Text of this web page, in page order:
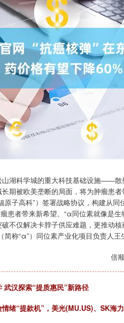
湖科学城的重大科技基础设施——散
期被欧美垄断的局面，将为肿瘤患
子高科”）签署战略协议，构建从
患者带来新希望。“α同位素就像是
不仅解决卡脖子供应难题，更推动
称“α”）同位素产业化项目负责人王
倍
汉探索“提质惠民”新路径
绪“提款机”，美光(MU.US)、SK海